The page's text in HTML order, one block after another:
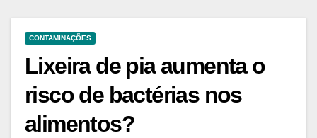
CONTAMINAÇÕES
Lixeira de pia aumenta o
risco de bactérias nos
alimentos?